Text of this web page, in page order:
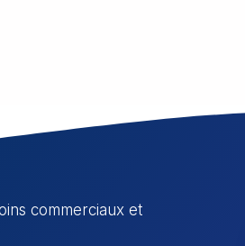
commerciaux et